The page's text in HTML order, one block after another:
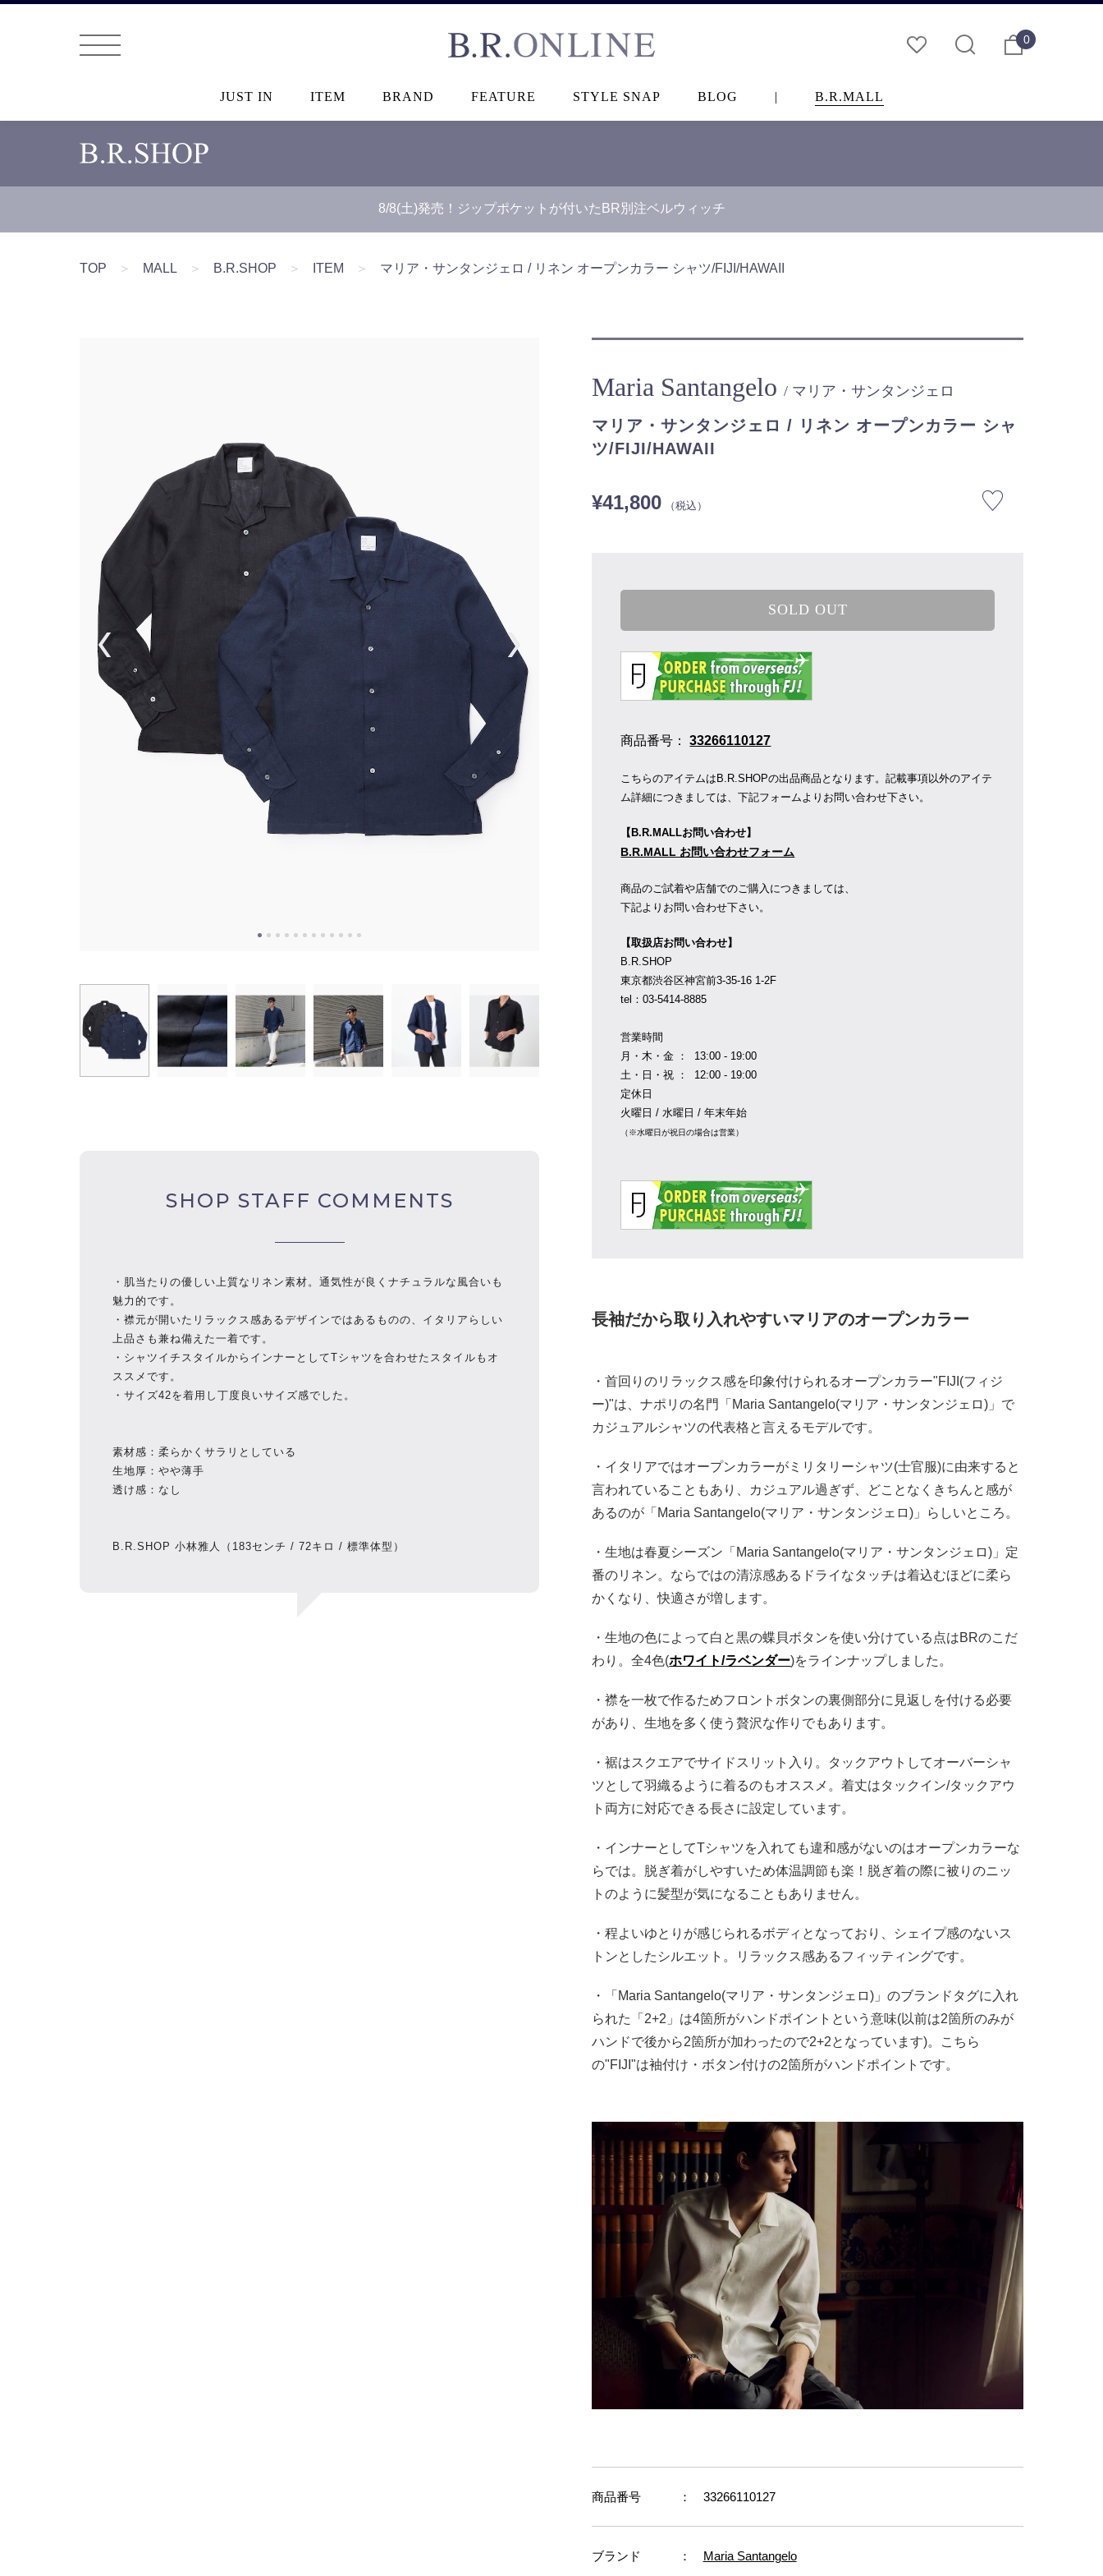
0
JUST IN ITEM BRAND FEATURE STYLE SNAP BLOG | B.R.MALL
8/8(土)発売！ジップポケットが付いたBR別注ベルウィッチ
TOP ＞ MALL ＞ B.R.SHOP ＞ ITEM ＞ マリア・サンタンジェロ / リネン オープンカラー シャツ/FIJI/HAWAII
Maria Santangelo/ マリア・サンタンジェロ
マリア・サンタンジェロ / リネン オープンカラー シャ
ツ/FIJI/HAWAII
¥41,800 （税込）
SHOP STAFF COMMENTS
・肌当たりの優しい上質なリネン素材。 通気性が良くナチュラルな風合いも
魅力的です。
・襟元が開いたリラックス感あるデザインではあるものの、 イタリアらしい
上品さも兼ね備えた一着です。
・ シャツイチスタイルからインナーとしてTシャツを合わせたスタイ ルもオ
ススメです。
・サイズ42を着用し丁度良いサイズ感でした。
素材感：柔らかくサラリとしている
生地厚：やや薄手
透け感：なし
B.R.SHOP 小林雅人（183センチ / 72キロ / 標準体型）
SOLD OUT
商品番号：33266110127
こちらのアイテムはB.R.SHOPの出品商品となります。記載事項以外のアイテ
ム詳細につきましては、下記フォームよりお問い合わせ下さい。
【B.R.MALLお問い合わせ】
B.R.MALL お問い合わせフォーム
商品のご試着や店舗でのご購入につきましては、
下記よりお問い合わせ下さい。
【取扱店お問い合わせ】
B.R.SHOP
東京都渋谷区神宮前3-35-16 1-2F
tel：03-5414-8885
営業時間
月・木・金 ： 13:00 - 19:00
土・日・祝 ： 12:00 - 19:00
定休日
火曜日 / 水曜日 / 年末年始
（※水曜日が祝日の場合は営業）
長袖だから取り入れやすいマリアのオープンカラー
・首回りのリラックス感を印象付けられるオープンカラー"FIJI(フィジ
ー)"は、ナポリの名門「Maria Santangelo(マリア・サンタンジェロ)」で
カジュアルシャツの代表格と言えるモデルです。
・イタリアではオープンカラーがミリタリーシャツ(士官服)に由来すると
言われていることもあり、カジュアル過ぎず、どことなくきちんと感が
あるのが「Maria Santangelo(マリア・サンタンジェロ)」らしいところ。
・生地は春夏シーズン 「Maria Santangelo(マリア・サンタンジェロ)」定
番のリネン。ならではの清涼感あるドライなタッチは着込むほどに柔ら
かくなり、快適さが増します。
・生地の色によって白と黒の蝶貝ボタンを使い分けている点はBRのこだ
わり。全4色(ホワイト/ラベンダー)をラインナップしました。
・襟を一枚で作るためフロントボタンの裏側部分に見返しを付ける必要
があり、生地を多く使う贅沢な作りでもあります。
・裾はスクエアでサイドスリット入り。タックアウトしてオーバーシャ
ツとして羽織るように着るのもオススメ。着丈はタックイン/タックアウ
ト両方に対応できる長さに設定しています。
・インナーとしてTシャツを入れても違和感がないのはオープンカラーな
らでは。脱ぎ着がしやすいため体温調節も楽！脱ぎ着の際に被りのニッ
トのように髪型が気になることもありません。
・程よいゆとりが感じられるボディとなっており、シェイプ感のないス
トンとしたシルエット。リラックス感あるフィッティングです。
・「Maria Santangelo(マリア・サンタンジェロ)」のブランドタグに入れ
られた「2+2」は4箇所がハンドポイントという意味(以前は2箇所のみが
ハンドで後から2箇所が加わったので2+2となっています)。こちら
の"FIJI"は袖付け・ボタン付けの2箇所がハンドポイントです。
商品番号 ： 33266110127
ブランド ： Maria Santangelo